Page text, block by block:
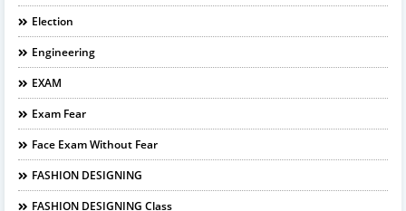
Election
Engineering
EXAM
Exam Fear
Face Exam Without Fear
FASHION DESIGNING
FASHION DESIGNING Class